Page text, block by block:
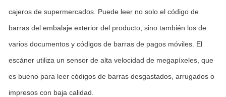
cajeros de supermercados. Puede leer no solo el código de
barras del embalaje exterior del producto, sino también los de
varios documentos y códigos de barras de pagos móviles. El
escáner utiliza un sensor de alta velocidad de megapíxeles, que
es bueno para leer códigos de barras desgastados, arrugados o
impresos con baja calidad.